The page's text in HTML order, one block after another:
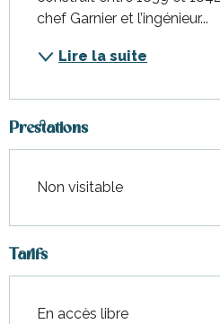
chef Garnier et l’ingénieur...
Lire la suite
Prestations
Non visitable
Tarifs
En accès libre